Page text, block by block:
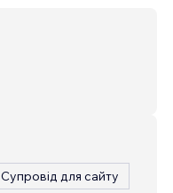
Супровід для сайту